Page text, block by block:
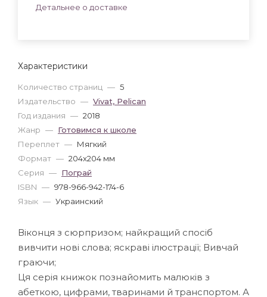
Характеристики
Количество страниц — 5
Издательство — Vivat, Pelican
Год издания — 2018
Жанр — Готовимся к школе
Переплет — Мягкий
Формат — 204x204 мм
Серия — Пограй
ISBN — 978-966-942-174-6
Язык — Украинский
Детальнее о доставке
Віконця з сюрпризом; найкращий спосіб
вивчити нові слова; яскраві ілюстрації; Вивчай
граючи;
Ця серія книжок познайомить малюків з
абеткою, цифрами, тваринами й транспортом. А